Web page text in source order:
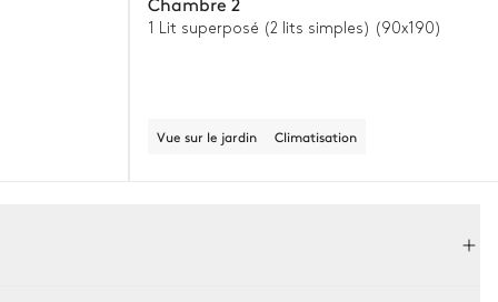
1 Lit superposé (2 lits simples) (90x190)
Vue sur le jardin Climatisation